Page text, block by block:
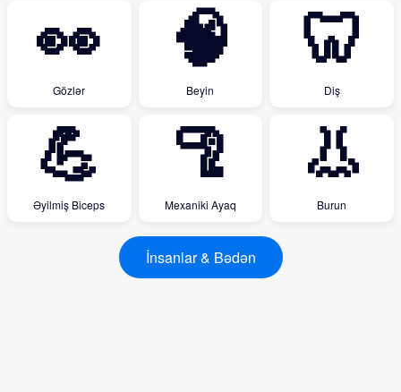
👀
Gözlər
🧠
Beyin
🦷
Diş
💪
Əyilmiş Biceps
🦿
Mexaniki Ayaq
👃
Burun
İnsanlar & Bədən